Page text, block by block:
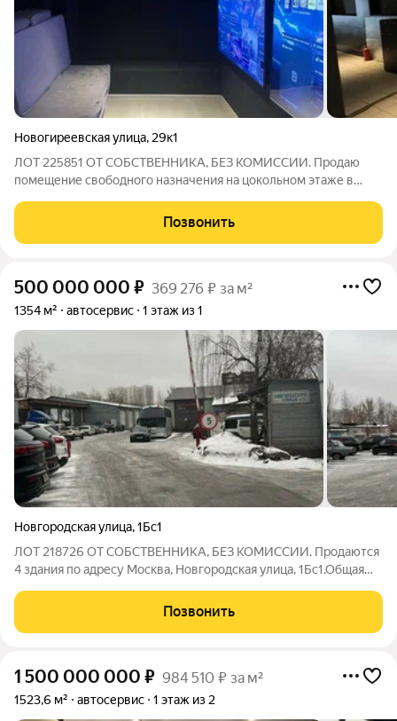
Новогиреевская улица, 29к1
ЛОТ 225851 ОТ СОБСТВЕННИКА, БЕЗ КОМИССИИ. Продаю
помещение свободного назначения на цокольном этаже в
на первом этаже одноэтажного здания. Продаётся вместе с
Позвонить
500 000 000 ₽ 369 276 ₽ за м²
1354 м² автосервис 1 этаж из 1
Новгородская улица,1Бс1
ЛОТ 218726 ОТ СОБСТВЕННИКА, БЕЗ КОМИССИИ. Продаются
4 здания по адресу Москва, Новгородская улица, 1Бс1.Общая
Позвонить
1 500 000 000 ₽ 984 510 ₽ за м²
1523,6 м² автосервис 1 этаж из 2